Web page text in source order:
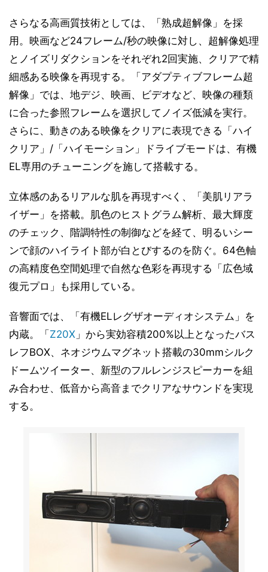
さらなる高画質技術としては、「熟成超解像」を採
用。映画など24フレーム/秒の映像に対し、超解像処理
とノイズリダクションをそれぞれ2回実施、クリアで精
細感ある映像を再現する。「アダプティブフレーム超
解像」では、地デジ、映画、ビデオなど、映像の種類
に合った参照フレームを選択してノイズ低減を実行。
さらに、動きのある映像をクリアに表現できる「ハイ
クリア」/「ハイモーション」ドライブモードは、有機
EL専用のチューニングを施して搭載する。
立体感のあるリアルな肌を再現すべく、「美肌リアラ
イザー」を搭載。肌色のヒストグラム解析、最大輝度
のチェック、階調特性の制御などを経て、明るいシー
ンで顔のハイライト部が白とびするのを防ぐ。64色軸
の高精度色空間処理で自然な色彩を再現する「広色域
復元プロ」も採用している。
音響面では、「有機ELレグザオーディオシステム」を
内蔵。「 Z20X 」から実効容積200%以上となったバス
レフBOX、ネオジウムマグネット搭載の30mmシルク
ドームツイーター、新型のフルレンジスピーカーを組
み合わせ、低音から高音までクリアなサウンドを実現
する。